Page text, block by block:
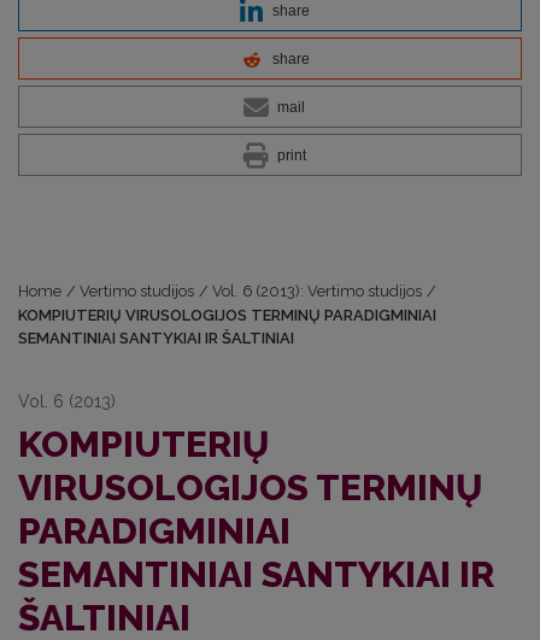
share
share
mail
print
Home / Vertimo studijos / Vol. 6 (2013): Vertimo studijos /
KOMPIUTERIŲ VIRUSOLOGIJOS TERMINŲ PARADIGMINIAI
SEMANTINIAI SANTYKIAI IR ŠALTINIAI
Vol. 6 (2013)
KOMPIUTERIŲ
VIRUSOLOGIJOS TERMINŲ
PARADIGMINIAI
SEMANTINIAI SANTYKIAI IR
ŠALTINIAI